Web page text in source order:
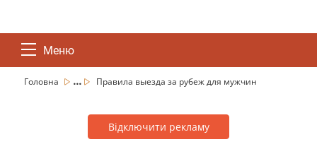
Меню
Головна ... Правила выезда за рубеж для мужчин
Відключити рекламу